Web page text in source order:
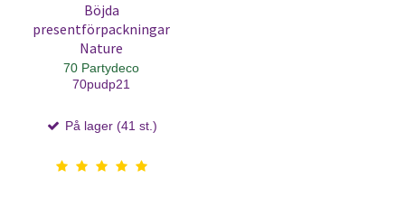
Böjda
presentförpackningar
Nature
70 Partydeco
70pudp21
På lager (41 st.)